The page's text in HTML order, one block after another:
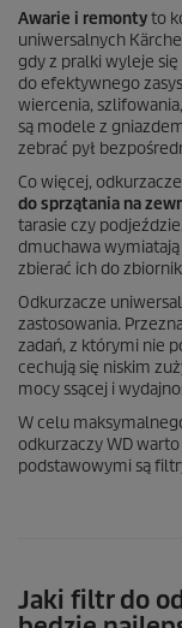
Awarie i remontyto
uniwersalnych
gdy z pralki wyleje
do efektywnego
wiercenia,
są modele z
zebrać pył
Co więcej,
do sprzątania na
tarasie czy
dmuchawa
zbierać ich do
Odkurzacze
zastosowania.
zadań, z którymi nie
cechują się niskim
mocy ssącej i
W celu
odkurzaczy WD
podstawowymi są
Jaki filtr do